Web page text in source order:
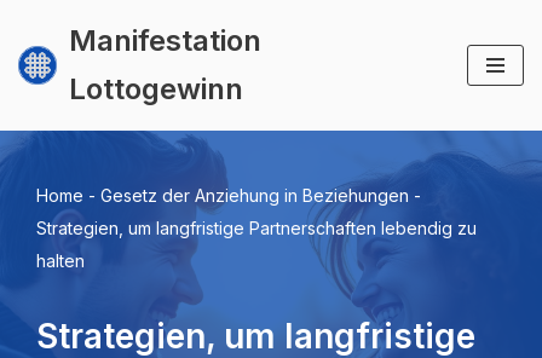
Zum
springen
Manifestation
Lottogewinn
Home - Gesetz der Anziehung in Beziehungen -
Strategien, um langfristige Partnerschaften lebendig zu
halten
Strategien, um langfristige